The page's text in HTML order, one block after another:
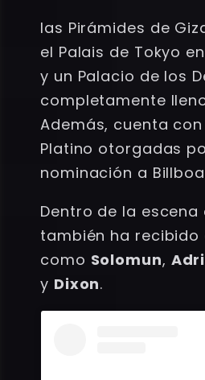
las Pirámides de
el Palais de Tokyo
y un Palacio de los
completamente
Además, cuenta
Platino otorgadas
nominación a
Dentro de la
también ha
como Solomun,
y Dixon.